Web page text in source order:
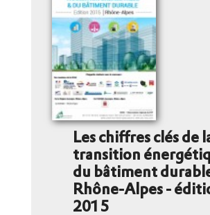
Les chiffres clés de
transition
du bâtiment
Rhône-Alpes -
2015